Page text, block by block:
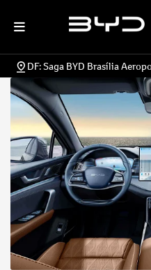
DF: Saga BYD Brasília